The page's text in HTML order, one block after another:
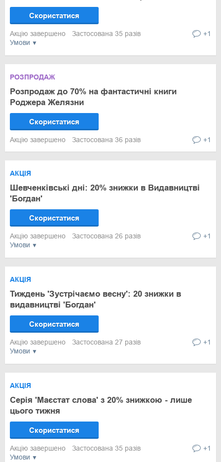
Умови
Скористатися
Акцію завершено Застосована 35 разів +1
РОЗПРОДАЖ
Розпродаж до 70% на фантастичні книги
Роджера Желязни
Скористатися
Акцію завершено Застосована 36 разів +1
Умови
АКЦІЯ
Шевченківські дні: 20% знижки в Видавництві
'Богдан'
Скористатися
Акцію завершено Застосована 26 разів +1
Умови
АКЦІЯ
Тиждень 'Зустрічаємо весну': 20 знижки в
видавництві 'Богдан'
Скористатися
Акцію завершено Застосована 27 разів +1
Умови
АКЦІЯ
Серія 'Маєстат слова' з 20% знижкою - лише
цього тижня
Скористатися
Акцію завершено Застосована 35 разів +1